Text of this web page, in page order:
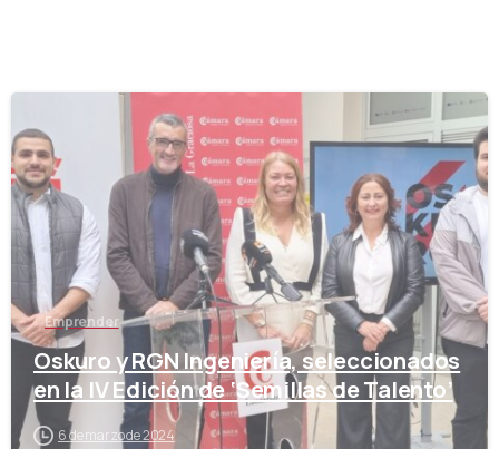
-
Emprender
Oskuro y RGN Ingeniería, seleccionados
en la IV Edición de ‘Semillas de Talento’
6 de marzo de 2024